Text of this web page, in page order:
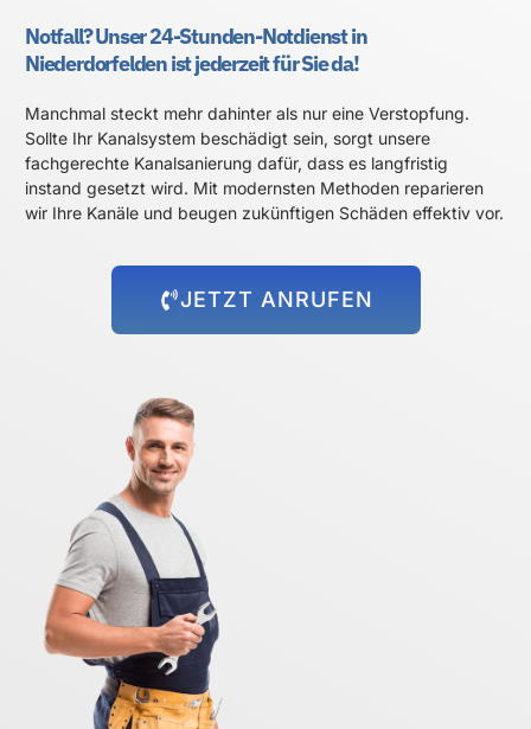
Notfall? Unser 24-Stunden-Notdienst in
Niederdorfelden ist jederzeit für Sie da!
Manchmal steckt mehr dahinter als nur eine Verstopfung.
Sollte Ihr Kanalsystem beschädigt sein, sorgt unsere
fachgerechte Kanalsanierung dafür, dass es langfristig
instand gesetzt wird. Mit modernsten Methoden reparieren
wir Ihre Kanäle und beugen zukünftigen Schäden effektiv vor.
JETZT ANRUFEN